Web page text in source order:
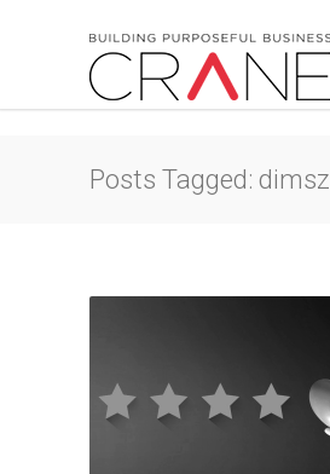
Posts Tagged: dimsz